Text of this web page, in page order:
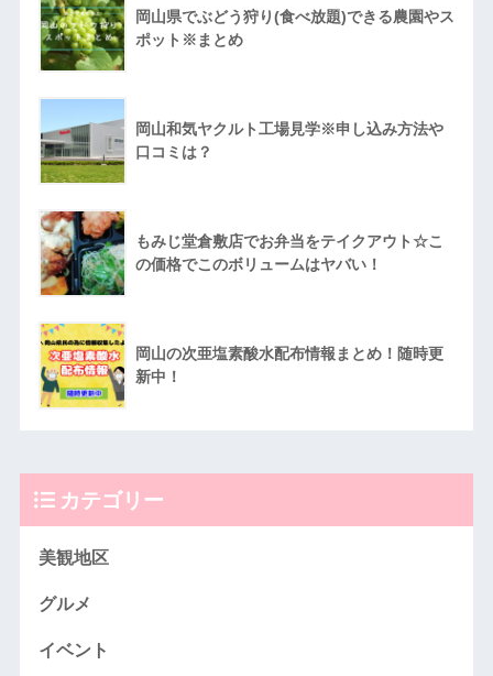
岡山県でぶどう狩り(食べ放題)できる農園やス
ポット※まとめ
岡山和気ヤクルト工場見学※申し込み方法や
口コミは？
もみじ堂倉敷店でお弁当をテイクアウト☆こ
の価格でこのボリュームはヤバい！
岡山の次亜塩素酸水配布情報まとめ！随時更
新中！
カテゴリー
美観地区
グルメ
イベント